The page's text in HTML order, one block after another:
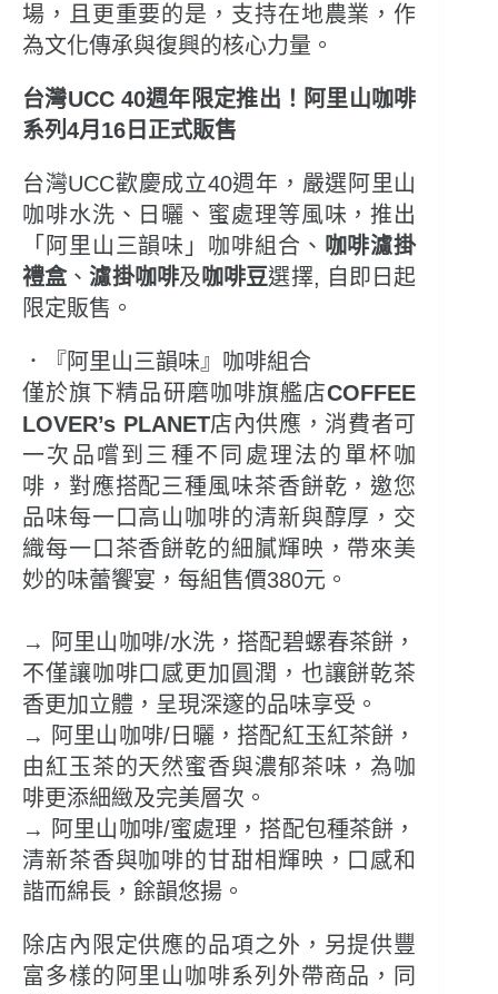
場，且更重要的是，支持在地農業，作
為文化傳承與復興的核心力量。
台灣UCC 40週年限定推出！阿里山咖啡
系列4月16日正式販售
台灣UCC歡慶成立40週年，嚴選阿里山
咖啡水洗、日曬、蜜處理等風味，推出
「阿里山三韻味」咖啡組合、 咖啡濾掛
禮盒、 濾掛咖啡及咖啡豆選擇, 自即日起
限定販售。
．『阿里山三韻味』咖啡組合
僅於旗下精品研磨咖啡旗艦店COFFEE
LOVER’s PLANET店內供應，消費者可
一次品嚐到三種不同處理法的單杯咖
啡，對應搭配三種風味茶香餅乾，邀您
品味每一口高山咖啡的清新與醇厚，交
織每一口茶香餅乾的細膩輝映，帶來美
妙的味蕾饗宴，每組售價380元。
→ 阿里山咖啡/水洗，搭配碧螺春茶餅，
不僅讓咖啡口感更加圓潤，也讓餅乾茶
香更加立體，呈現深邃的品味享受。
→ 阿里山咖啡/日曬，搭配紅玉紅茶餅，
由紅玉茶的天然蜜香與濃郁茶味，為咖
啡更添細緻及完美層次。
→ 阿里山咖啡/蜜處理，搭配包種茶餅，
清新茶香與咖啡的甘甜相輝映，口感和
諧而綿長，餘韻悠揚。
除店內限定供應的品項之外，另提供豐
富多樣的阿里山咖啡系列外帶商品，同